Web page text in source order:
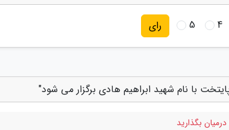
4
5 رای
با نام شهید ابراهیم هادی برگزار می شود"
بگذارید